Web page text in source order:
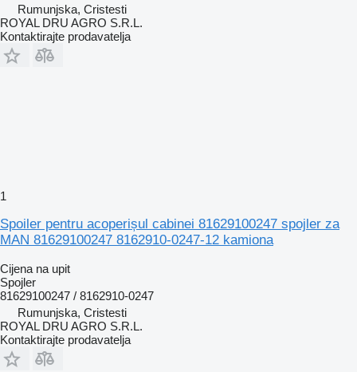
Rumunjska, Cristesti
ROYAL DRU AGRO S.R.L.
Kontaktirajte prodavatelja
1
Spoiler pentru acoperișul cabinei 81629100247 spojler za
MAN 81629100247 8162910-0247-12 kamiona
Cijena na upit
Spojler
81629100247 / 8162910-0247
Rumunjska, Cristesti
ROYAL DRU AGRO S.R.L.
Kontaktirajte prodavatelja